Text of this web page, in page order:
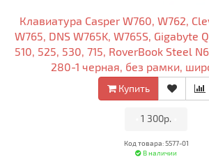
Клавиатура Casper W760, W762,
W765, DNS W765K, W765S, Gigabyte
510, 525, 530, 715, RoverBook Steel
280-1 черная, без рамки,
Купить
1 300р.
Код товара: 5577-01
В наличии